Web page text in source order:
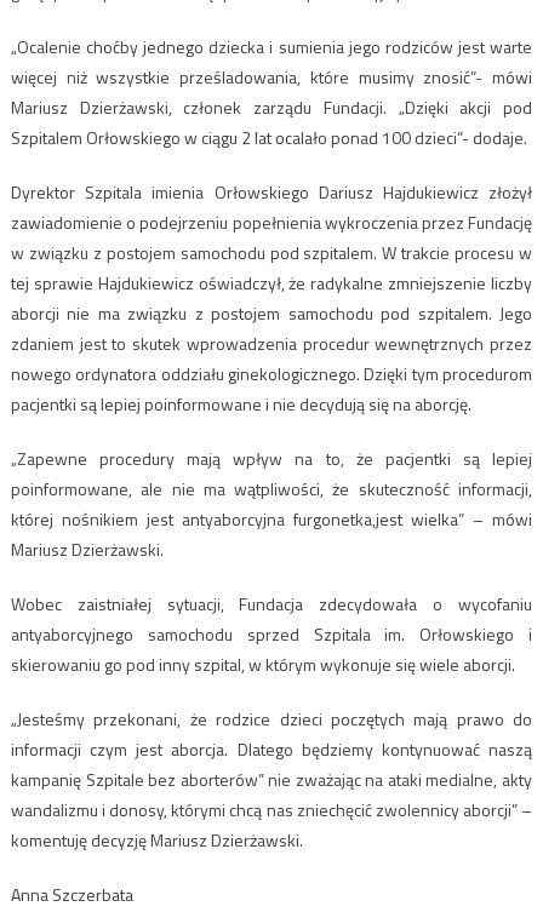
„Ocalenie choćby jednego dziecka i sumienia jego rodziców jest warte
więcej niż wszystkie prześladowania, które musimy znosić”- mówi
Mariusz Dzierżawski, członek zarządu Fundacji. „Dzięki akcji pod
Szpitalem Orłowskiego w ciągu 2 lat ocalało ponad 100 dzieci”- dodaje.
Dyrektor Szpitala imienia Orłowskiego Dariusz Hajdukiewicz złożył
zawiadomienie o podejrzeniu popełnienia wykroczenia przez Fundację
w związku z postojem samochodu pod szpitalem. W trakcie procesu w
tej sprawie Hajdukiewicz oświadczył, że radykalne zmniejszenie liczby
aborcji nie ma związku z postojem samochodu pod szpitalem. Jego
zdaniem jest to skutek wprowadzenia procedur wewnętrznych przez
nowego ordynatora oddziału ginekologicznego. Dzięki tym procedurom
pacjentki są lepiej poinformowane i nie decydują się na aborcję.
„Zapewne procedury mają wpływ na to, że pacjentki są lepiej
poinformowane, ale nie ma wątpliwości, że skuteczność informacji,
której nośnikiem jest antyaborcyjna furgonetka,jest wielka” – mówi
Mariusz Dzierżawski.
Wobec zaistniałej sytuacji, Fundacja zdecydowała o wycofaniu
antyaborcyjnego samochodu sprzed Szpitala im. Orłowskiego i
skierowaniu go pod inny szpital, w którym wykonuje się wiele aborcji.
„Jesteśmy przekonani, że rodzice dzieci poczętych mają prawo do
informacji czym jest aborcja. Dlatego będziemy kontynuować naszą
kampanię Szpitale bez aborterów” nie zważając na ataki medialne, akty
wandalizmu i donosy, którymi chcą nas zniechęcić zwolennicy aborcji” –
komentuję decyzję Mariusz Dzierżawski.
Anna Szczerbata